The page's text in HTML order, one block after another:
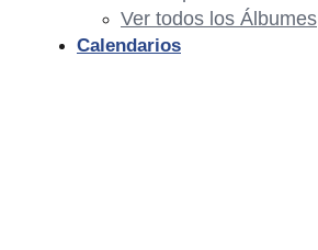
Ver todos los Álbumes
Calendarios